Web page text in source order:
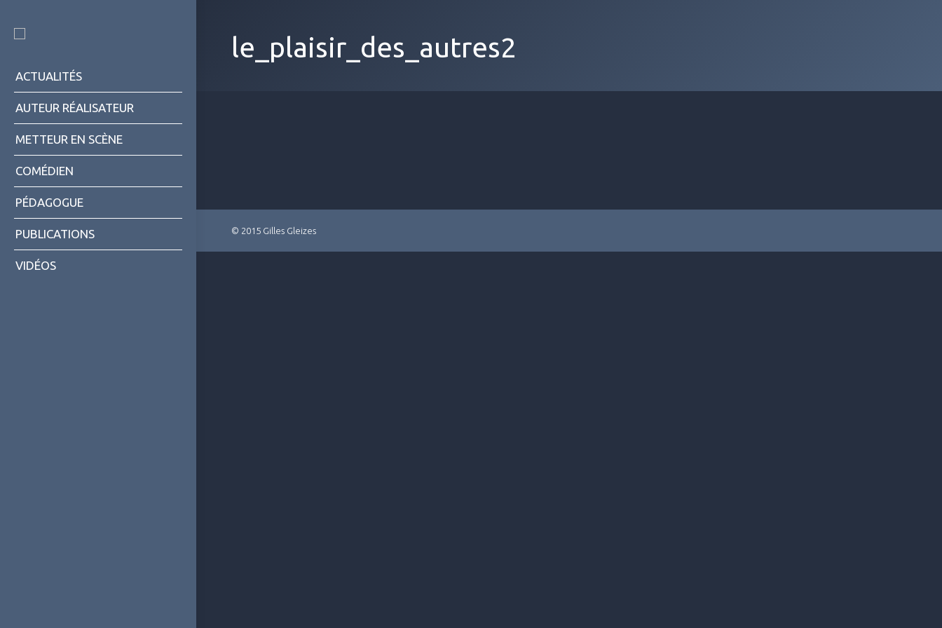
ACTUALITÉS
AUTEUR RÉALISATEUR
METTEUR EN SCÈNE
COMÉDIEN
PÉDAGOGUE
PUBLICATIONS
VIDÉOS
le_plaisir_des_autres2
© 2015 Gilles Gleizes